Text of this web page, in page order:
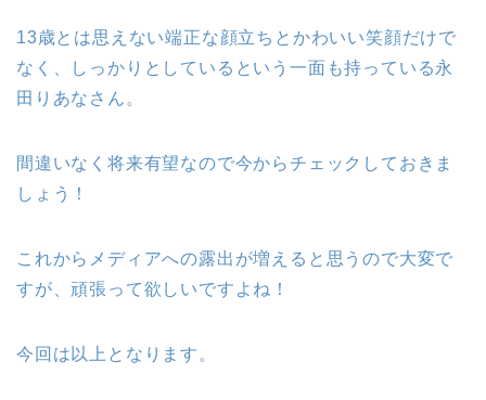
13歳とは思えない端正な顔立ちとかわいい笑顔だけで
なく、しっかりとしているという一面も持っている永
田りあなさん。
間違いなく将来有望なので今からチェックしておきま
しょう！
これからメディアへの露出が増えると思うので大変で
すが、頑張って欲しいですよね！
今回は以上となります。